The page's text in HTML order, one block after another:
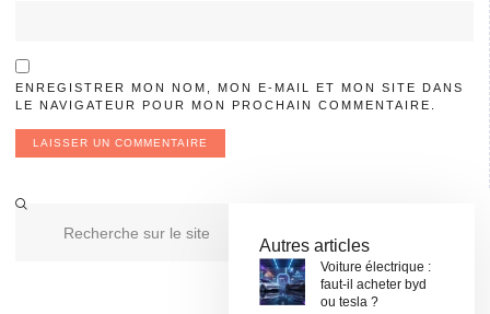
ENREGISTRER MON NOM, MON E-MAIL ET MON SITE DANS
LE NAVIGATEUR POUR MON PROCHAIN COMMENTAIRE.
Autres articles
Voiture électrique :
faut-il acheter byd
ou tesla ?